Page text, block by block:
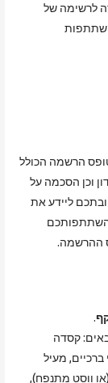
לרשימה של
הרשמה הכולל
וכן הסכמה על
ליידע את
השתתפותכם
ההרשמה.
.
קסדה
ברכיים, מעיל
ווסט מתנפח),